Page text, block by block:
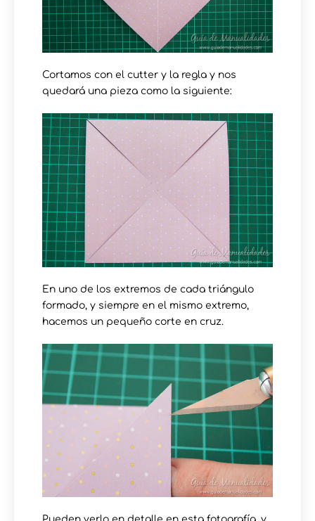
Cortamos con el cutter y la regla y nos
quedará una pieza como la siguiente:
En uno de los extremos de cada triángulo
formado, y siempre en el mismo extremo,
hacemos un pequeño corte en cruz.